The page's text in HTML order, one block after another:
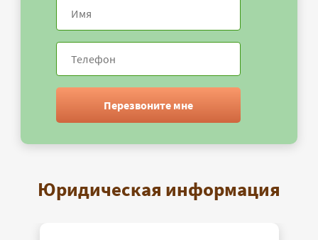
Перезвоните мне
Юридическая информация